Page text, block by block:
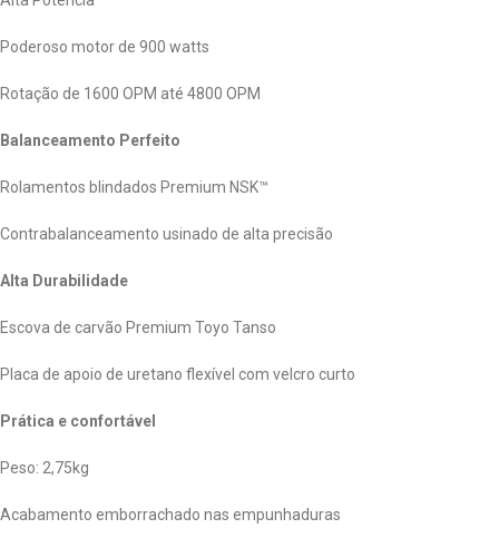
Poderoso motor de 900 watts
Rotação de 1600 OPM até 4800 OPM
Balanceamento Perfeito
Rolamentos blindados Premium NSK™
Contrabalanceamento usinado de alta precisão
Alta Durabilidade
Escova de carvão Premium Toyo Tanso
Placa de apoio de uretano flexível com velcro curto
Prática e confortável
Peso: 2,75kg
Acabamento emborrachado nas empunhaduras